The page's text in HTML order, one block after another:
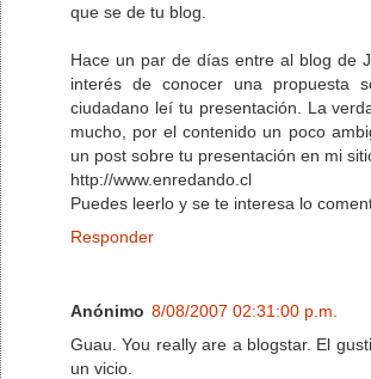
que se de tu blog.
Hace un par de días entre al blog de
interés de conocer una propuesta
ciudadano leí tu presentación. La
mucho, por el contenido un poco
un post sobre tu presentación en mi
http://www.enredando.cl
Puedes leerlo y se te interesa lo
Responder
Anónimo 8/08/2007 02:31:00 p.m.
Guau. You really are a blogstar. El
un vicio.